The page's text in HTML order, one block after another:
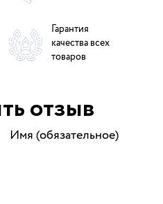
Гарантия
качества всех
товаров
отзыв
Имя (обязательное)